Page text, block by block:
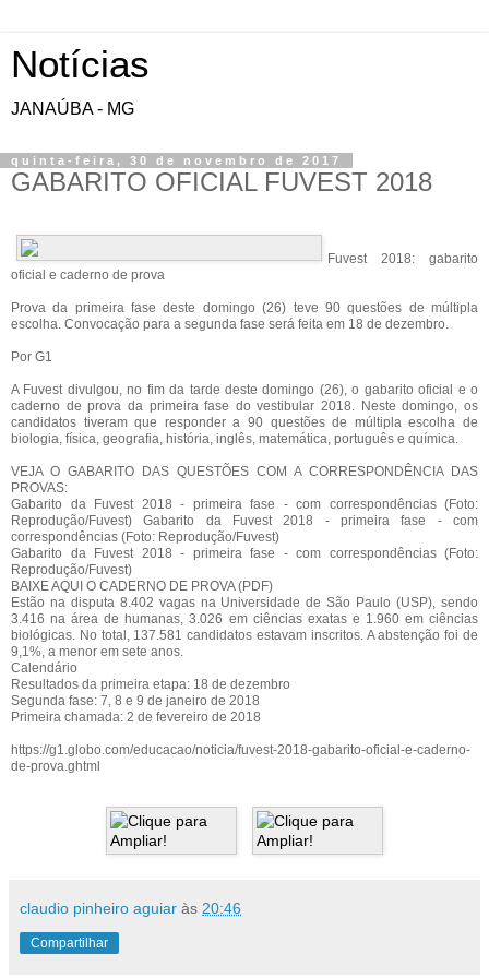
Notícias
JANAÚBA - MG
quinta-feira, 30 de novembro de 2017
GABARITO OFICIAL FUVEST 2018
Fuvest 2018: gabarito
oficial e caderno de prova
Prova da primeira fase deste domingo (26) teve 90 questões de múltipla
escolha. Convocação para a segunda fase será feita em 18 de dezembro.
Por G1
A Fuvest divulgou, no fim da tarde deste domingo (26), o gabarito oficial e o
caderno de prova da primeira fase do vestibular 2018. Neste domingo, os
candidatos tiveram que responder a 90 questões de múltipla escolha de
biologia, física, geografia, história, inglês, matemática, português e química.
VEJA O GABARITO DAS QUESTÕES COM A CORRESPONDÊNCIA DAS
PROVAS:
Gabarito da Fuvest 2018 - primeira fase - com correspondências (Foto:
Reprodução/Fuvest) Gabarito da Fuvest 2018 - primeira fase - com
correspondências (Foto: Reprodução/Fuvest)
Gabarito da Fuvest 2018 - primeira fase - com correspondências (Foto:
Reprodução/Fuvest)
BAIXE AQUI O CADERNO DE PROVA (PDF)
Estão na disputa 8.402 vagas na Universidade de São Paulo (USP), sendo
3.416 na área de humanas, 3.026 em ciências exatas e 1.960 em ciências
biológicas. No total, 137.581 candidatos estavam inscritos. A abstenção foi de
9,1%, a menor em sete anos.
Calendário
Resultados da primeira etapa: 18 de dezembro
Segunda fase: 7, 8 e 9 de janeiro de 2018
Primeira chamada: 2 de fevereiro de 2018
https://g1.globo.com/educacao/noticia/fuvest-2018-gabarito-oficial-e-caderno-
de-prova.ghtml
claudio pinheiro aguiar às 20:46
Compartilhar